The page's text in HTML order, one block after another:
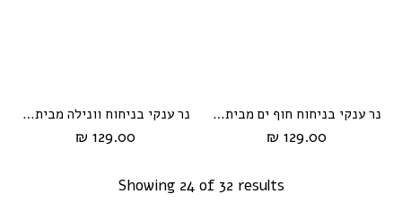
נר ענקי בניחוח חוף ים מבית HIKARI
129.00 ₪
נר ענקי בניחוח וונילה מבית HIKARI
129.00 ₪
Showing 24 of 32 results